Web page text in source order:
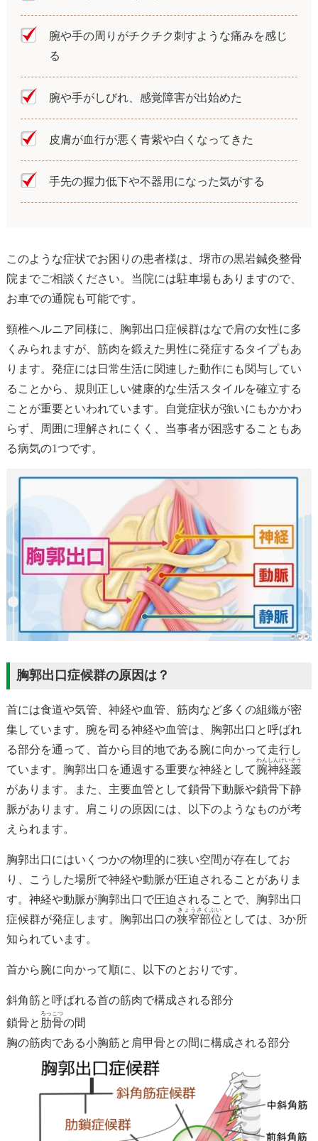
腕や手の周りがチクチク刺すような痛みを感じ
る
腕や手がしびれ、感覚障害が出始めた
皮膚が血行が悪く青紫や白くなってきた
手先の握力低下や不器用になった気がする
このような症状でお困りの患者様は、堺市の黒岩鍼灸整骨
院までご相談ください。当院には駐車場もありますので、
お車での通院も可能です。
頸椎ヘルニア同様に、胸郭出口症候群はなで肩の女性に多
くみられますが、筋肉を鍛えた男性に発症するタイプもあ
ります。発症には日常生活に関連した動作にも関与してい
ることから、規則正しい健康的な生活スタイルを確立する
ことが重要といわれています。自覚症状が強いにもかかわ
らず、周囲に理解されにくく、当事者が困惑することもあ
る病気の1つです。
胸郭出口症候群の原因は？
首には食道や気管、神経や血管、筋肉など多くの組織が密
集しています。腕を司る神経や血管は、胸郭出口と呼ばれ
る部分を通って、首から目的地である腕に向かって走行し
ています。胸郭出口を通過する重要な神経として腕神経叢
わんしんけいそう
があります。また、主要血管として鎖骨下動脈や鎖骨下静
脈があります。
肩こりの原因には、以下のようなものが考
えられます。
胸郭出口にはいくつかの物理的に狭い空間が存在してお
り、こうした場所で神経や動脈が圧迫されることがありま
す。神経や動脈が胸郭出口で圧迫されることで、胸郭出口
症候群が発症します。胸郭出口の狭窄部位
きょうさくぶい
としては、3か所
知られています。
首から腕に向かって順に、以下のとおりです。
斜角筋と呼ばれる首の筋肉で構成される部分
鎖骨と 肋骨
ろっこつ
の間
胸の筋肉である小胸筋と肩甲骨との間に構成される部分